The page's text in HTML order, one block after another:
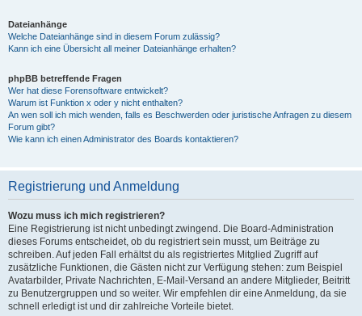
Dateianhänge
Welche Dateianhänge sind in diesem Forum zulässig?
Kann ich eine Übersicht all meiner Dateianhänge erhalten?
phpBB betreffende Fragen
Wer hat diese Forensoftware entwickelt?
Warum ist Funktion x oder y nicht enthalten?
An wen soll ich mich wenden, falls es Beschwerden oder juristische Anfragen zu diesem
Forum gibt?
Wie kann ich einen Administrator des Boards kontaktieren?
Registrierung und Anmeldung
Wozu muss ich mich registrieren?
Eine Registrierung ist nicht unbedingt zwingend. Die Board-Administration
dieses Forums entscheidet, ob du registriert sein musst, um Beiträge zu
schreiben. Auf jeden Fall erhältst du als registriertes Mitglied Zugriff auf
zusätzliche Funktionen, die Gästen nicht zur Verfügung stehen: zum Beispiel
Avatarbilder, Private Nachrichten, E-Mail-Versand an andere Mitglieder, Beitritt
zu Benutzergruppen und so weiter. Wir empfehlen dir eine Anmeldung, da sie
schnell erledigt ist und dir zahlreiche Vorteile bietet.